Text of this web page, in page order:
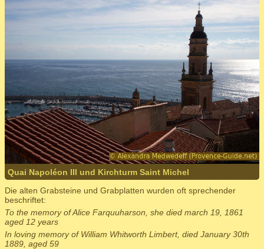
Quai Napoléon III und Kirchturm Saint Michel
Die alten Grabsteine und Grabplatten wurden oft sprechender
beschriftet:
To the memory of Alice Farquuharson, she died march 19, 1861
aged 12 years
In loving memory of William Whitworth Limbert, died January 30th
1889, aged 59